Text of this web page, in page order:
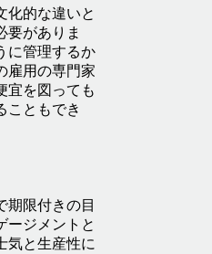
化的な違いと
要がありま
に管理するか
雇用の専門家
宜を図っても
こともでき
期限付きの目
ージメントと
気と生産性に